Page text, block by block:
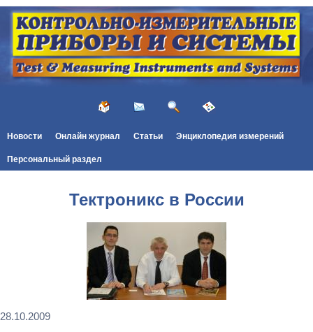
Новости Онлайн журнал Статьи Энциклопедия измерений
Персональный раздел
Тектроникс в России
28.10.2009